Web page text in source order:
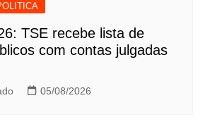
TSE recebe lista de
com contas julgadas
05/08/2026